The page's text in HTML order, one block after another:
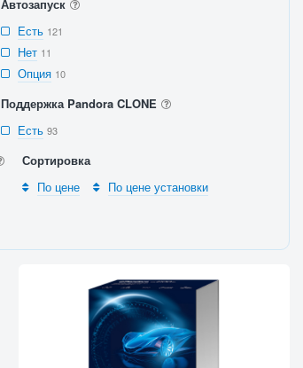
Автозапуск
Есть 121
Нет 11
Опция 10
Поддержка Pandora CLONE
Есть 93
Сортировка
По цене
По цене установки